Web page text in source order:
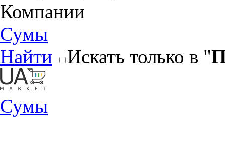
Компании
Сумы
Найти
Искать только в "
Сумы